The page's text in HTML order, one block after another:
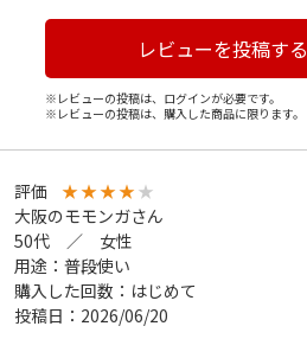
レビューを投稿する
※レビューの投稿は、ログインが必要です。
※レビューの投稿は、購入した商品に限ります。
評価 ★★★★★
大阪のモモンガさん
50代 ／ 女性
用途：普段使い
購入した回数：はじめて
投稿日：2026/06/20